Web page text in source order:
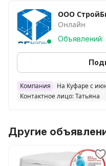
инновационное
высокое качество
эксплуатации. Все это
лучшими на рынке по
качество». Биотуалет
маломобильных людей.
отходов вокруг клапана
Инновационный
для восприятия
ООО
Онлайн
Объявлений:
Компания
На Куфаре с
Контактное лицо: Татьяна
Другие